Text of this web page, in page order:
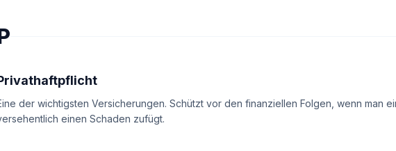
der wichtigsten Versicherungen. Schützt vor den finanziellen Folgen, wenn man
einen Schaden zufügt.